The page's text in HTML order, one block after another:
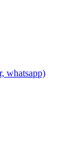
whatsapp)